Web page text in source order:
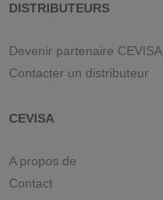
DISTRIBUTEURS
Devenir partenaire CEVISA
Contacter un distributeur
CEVISA
A propos de
Contact